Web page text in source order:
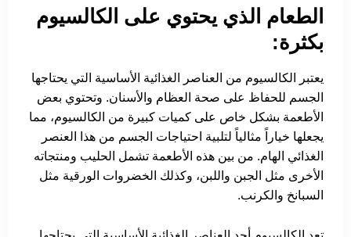
الطعام الذي يحتوي على الكالسيوم
بكثرة:
يعتبر الكالسيوم من العناصر الغذائية الأساسية التي يحتاجها
الجسم للحفاظ على صحة العظام والأسنان. وتحتوي بعض
الأطعمة بشكل خاص على كميات كبيرة من الكالسيوم، مما
يجعلها خياراً مثالياً لتلبية احتياجات الجسم من هذا العنصر
الغذائي الهام. من بين هذه الأطعمة تشمل الحليب ومنتجاته
الأخرى مثل الجبن واللبن، وكذلك الخضروات الورقية مثل
السبانخ والكرنب.